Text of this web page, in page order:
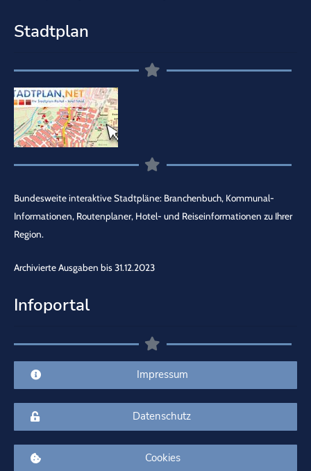
Stadtplan
Bundesweite interaktive Stadtpläne: Branchenbuch, Kommunal-
Informationen, Routenplaner, Hotel- und Reiseinformationen zu Ihrer
Region.
Archivierte Ausgaben bis 31.12.2023
Infoportal
Impressum
Datenschutz
Cookies